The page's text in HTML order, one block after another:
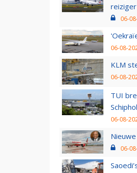
reiziger
06-
06-08-
KLM
06-08-
TUI
Schiphol
06-08-
06-